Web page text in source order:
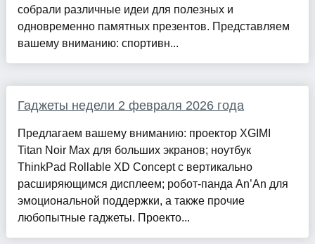
собрали различные идеи для полезных и
одновременно памятных презентов. Представляем
вашему вниманию: спортивн...
Гаджеты недели 2 февраля 2026 года
Предлагаем вашему вниманию: проектор XGIMI
Titan Noir Max для больших экранов; ноутбук
ThinkPad Rollable XD Concept с вертикально
расширяющимся дисплеем; робот-панда An’An для
эмоциональной поддержки, а также прочие
любопытные гаджеты. Проекто...